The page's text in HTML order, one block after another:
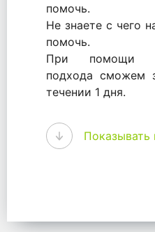
помочь.
Не знаете с чего
помочь.
При помощи
подхода сможем
течении 1 дня.
WhitePack -
Мы принимали
участие в
упаковке, и
Показывать